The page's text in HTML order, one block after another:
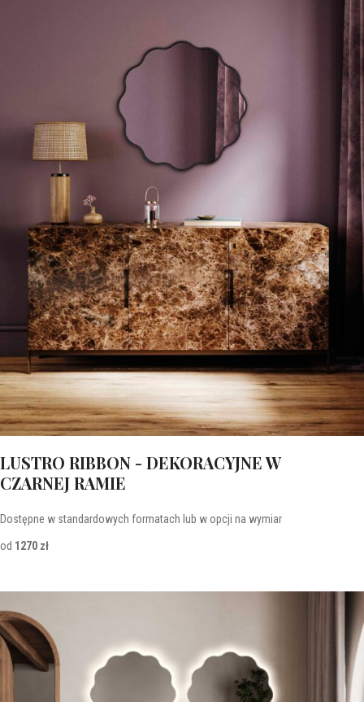
LUSTRO RIBBON - DEKORACYJNE W
CZARNEJ RAMIE
Dostępne w standardowych formatach lub w opcji na wymiar
od 1270 zł